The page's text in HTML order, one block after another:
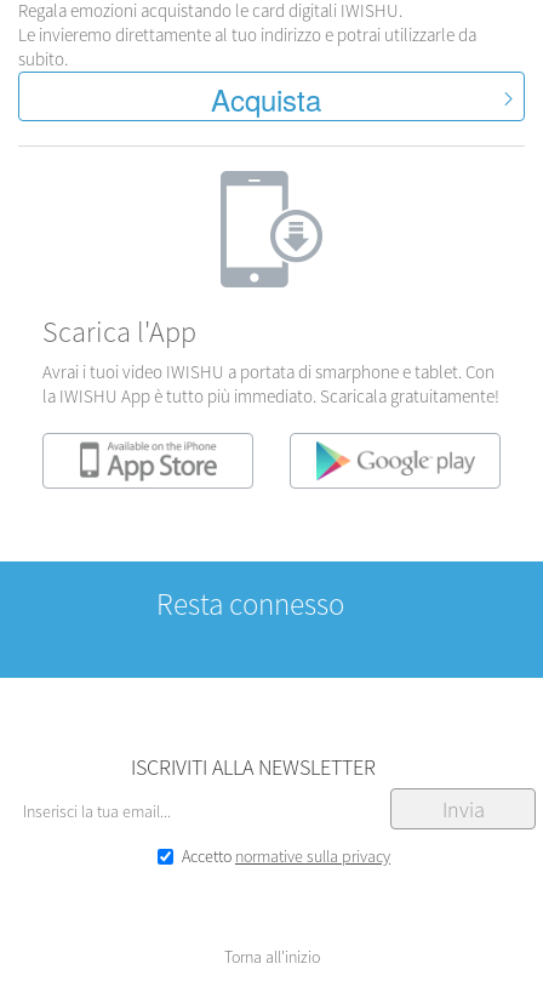
Regala emozioni acquistando le card digitali IWISHU.
Le invieremo direttamente al tuo indirizzo e potrai utilizzarle da
subito.
Acquista
Scarica l'App
Avrai i tuoi video IWISHU a portata di smarphone e tablet. Con
la IWISHU App è tutto più immediato. Scaricala gratuitamente!
Resta connesso
ISCRIVITI ALLA NEWSLETTER
Accetto normative sulla privacy
Torna all'inizio